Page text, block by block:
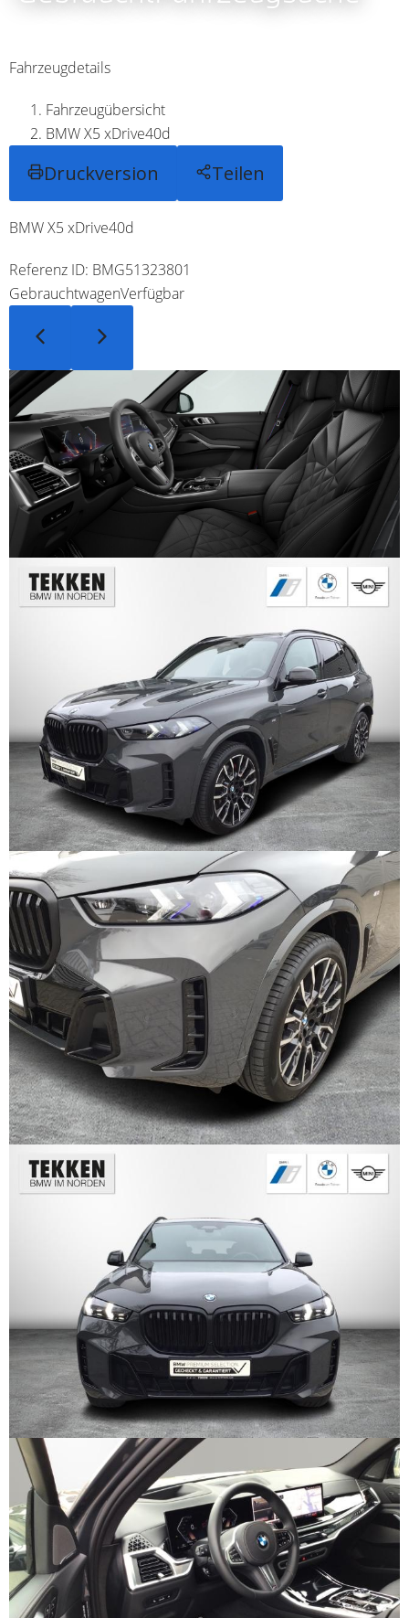
Fahrzeugdetails
Fahrzeugübersicht
BMW X5 xDrive40d
Druckversion Teilen
BMW X5 xDrive40d
Referenz ID: BMG51323801
GebrauchtwagenVerfügbar